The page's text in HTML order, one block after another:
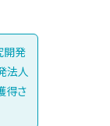
開発
法人
得さ